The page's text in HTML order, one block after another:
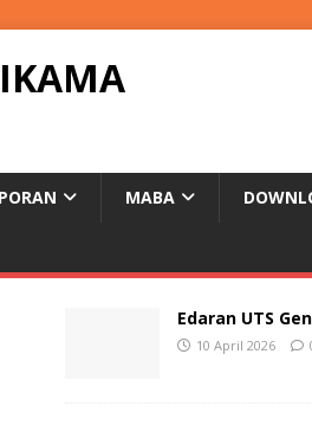
MABA
Edaran UTS
10 April 2026